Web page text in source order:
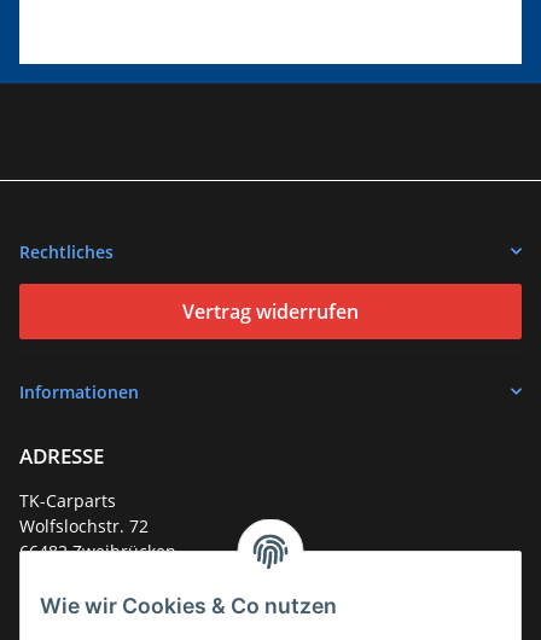
Wie wir Cookies & Co nutzen
Rechtliches
Vertrag widerrufen
Informationen
ADRESSE
TK-Carparts
Wolfslochstr. 72
66482 Zweibrücken
Service-Hotline +49 (0)6332 - 48 58 48